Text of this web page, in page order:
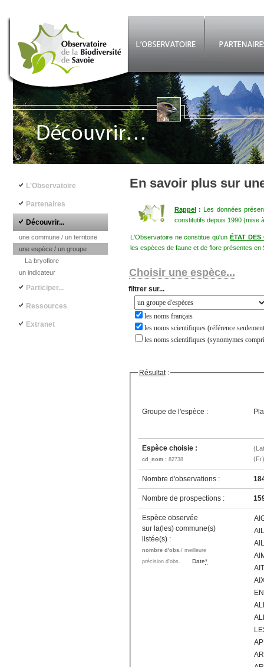
Aller au contenu principal
©
En savoir plus sur
Rappel:Les données
constitutifs depuis 1990 (mise
L'Observatoire ne constitue qu'unÉTAT DES
les espèces de faune et de flore présentes en
Choisir une espèce...
filtrer sur...
les noms français
les noms scientifiques (référence
les noms scientifiques (synomymes
Résultat:
Groupe de l'espèce :
Espèce choisie :
cd_nom : 82738
Nombre d'observations :
Nombre de prospections :
Espèce observée
sur la(les) commune(s)
listée(s) :
nombre d'obs./ meilleure
précision d'obs.
Date*
Navigation principale
L'Observatoire
Partenaires
Découvrir...
une commune / un territoire
une espèce / un groupe
La bryoflore
un indicateur
Participer...
Ressources
Extranet